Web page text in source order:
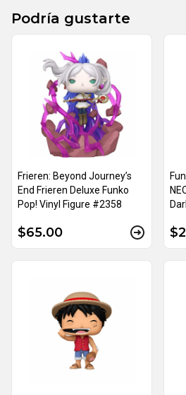
Podría gustarte
Frieren: Beyond Journey’s
End Frieren Deluxe Funko
Pop! Vinyl Figure #2358
$65.00